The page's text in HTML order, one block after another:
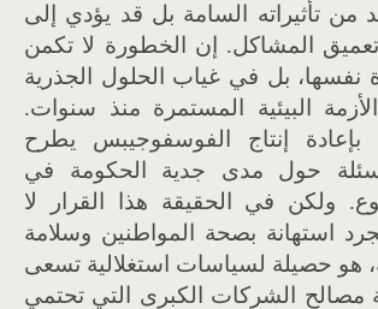
من تأثيراته السامة بل قد يؤدي إلى
المشاكل. إن الخطورة لا تكمن
نفسها، بل في غياب الحلول الجذرية
البيئية المستمرة منذ سنوات.
بإعادة إنتاج الفوسفوجيبس يطرح
حول مدى جدية الحكومة في
ولكن في الحقيقة هذا القرار لا
استهانة بصحة المواطنين وسلامة
هو حصيلة لسياسات استغلالية تسعى
الشركات الكبرى التي تحتمي